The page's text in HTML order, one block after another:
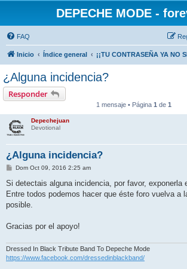
DEPECHE MODE -
FAQ
Inicio Índice general ¡¡TU CONTRASEÑA YA NO
¿Alguna incidencia?
Responder
1 mensaje • Página 1 de 1
Depechejuan
Devotional
¿Alguna incidencia?
M
n
a
j
Dom Oct 09, 2016 2:25 am
Si detectais alguna incidencia, por favor, exponerla
Entre todos podemos hacer que éste foro vuelva a
posible.
Gracias por el apoyo!
Dressed In Black Tribute Band To Depeche Mode
https://www.facebook.com/dressedinblackband/